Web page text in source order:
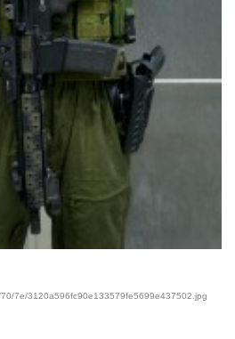
7e/3120a596fc90e133579fe5699e437502.jpg